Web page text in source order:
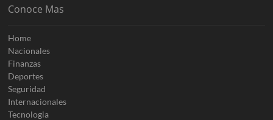
Conoce Mas
Home
Nacionales
Finanzas
Deportes
Seguridad
Internacionales
Tecnologia